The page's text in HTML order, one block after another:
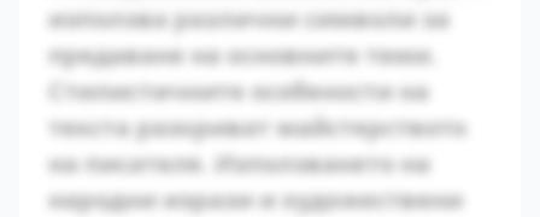
използва различни символи за
предаване на основните теми.
Стилистичните особености на
текста разкриват майстерството
на писателя. Използването на
народни изрази и художествени